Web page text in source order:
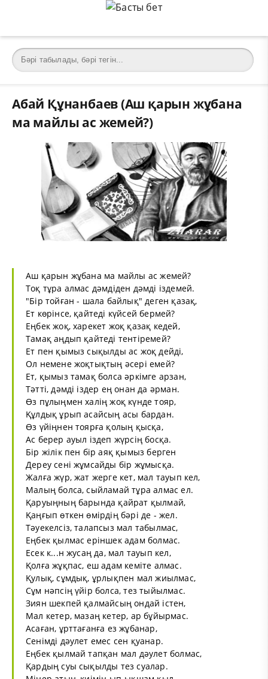
Абай Құнанбаев (Аш қарын жұбана
ма майлы ас жемей?)
Аш қарын жұбана ма майлы ас жемей?
Тоқ тұра алмас дәмдіден дәмді іздемей.
"Бір тойған - шала байлық" деген қазақ,
Ет көрінсе, қайтеді күйсей бермей?
Еңбек жоқ, харекет жоқ қазақ кедей,
Тамақ аңдып қайтеді тентіремей?
Ет пен қымыз сықылды ас жоқ дейді,
Ол немене жоқтықтың әсері емей?
Ет, қымыз тамақ болса әркімге арзан,
Тәтті, дәмді іздер ең онан да әрман.
Өз пұлыңмен халің жоқ күнде тояр,
Құлдық ұрып асайсың асы бардан.
Өз үйіңнен тоярға қолың қысқа,
Ас берер ауыл іздеп жүрсің босқа.
Бір жілік пен бір аяқ қымыз берген
Дереу сені жұмсайды бір жұмысқа.
Жалға жүр, жат жерге кет, мал тауып кел,
Малың болса, сыйламай тұра алмас ел.
Қаруыңның барында қайрат қылмай,
Қаңғып өткен өмірдің бәрі де - жел.
Тәуекелсіз, талапсыз мал табылмас,
Еңбек қылмас еріншек адам болмас.
Есек к...н жусаң да, мал тауып кел,
Қолға жұқпас, еш адам кеміте алмас.
Қулық, сұмдық, ұрлықпен мал жиылмас,
Сұм нәпсің үйір болса, тез тыйылмас.
Зиян шекпей қалмайсың ондай істен,
Мал кетер, мазаң кетер, ар бұйырмас.
Асаған, ұрттағанға ез жұбанар,
Сенімді дәулет емес сен қуанар.
Еңбек қылмай тапқан мал дәулет болмас,
Қардың суы сықылды тез суалар.